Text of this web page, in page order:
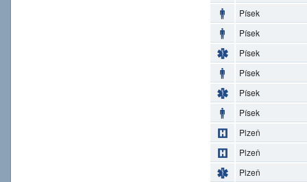
Písek
Písek
Písek
Písek
Písek
Písek
Plzeň
Plzeň
Plzeň